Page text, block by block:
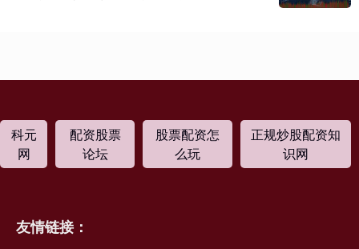
科元
网
配资股票
论坛
股票配资怎
么玩
正规炒股配资知
识网
友情链接：